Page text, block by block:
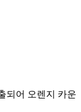
되어 오렌지 카운